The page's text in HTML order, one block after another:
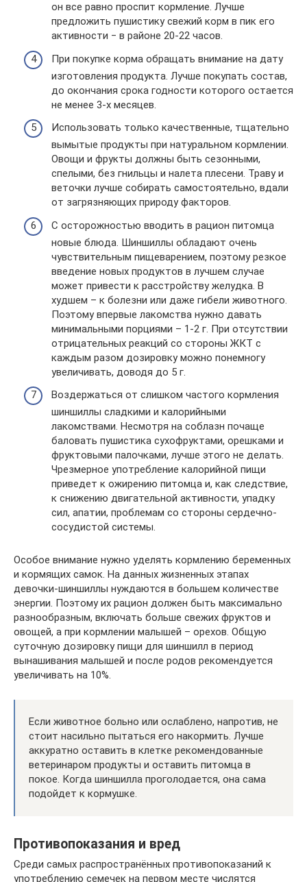
он все равно проспит кормление. Лучше
предложить пушистику свежий корм в пик его
активности ‒ в районе 20-22 часов.
При покупке корма обращать внимание на дату
изготовления продукта. Лучше покупать состав,
до окончания срока годности которого остается
не менее 3-х месяцев.
Использовать только качественные, тщательно
вымытые продукты при натуральном кормлении.
Овощи и фрукты должны быть сезонными,
спелыми, без гнильцы и налета плесени. Траву и
веточки лучше собирать самостоятельно, вдали
от загрязняющих природу факторов.
С осторожностью вводить в рацион питомца
новые блюда. Шиншиллы обладают очень
чувствительным пищеварением, поэтому резкое
введение новых продуктов в лучшем случае
может привести к расстройству желудка. В
худшем – к болезни или даже гибели животного.
Поэтому впервые лакомства нужно давать
минимальными порциями – 1-2 г. При отсутствии
отрицательных реакций со стороны ЖКТ с
каждым разом дозировку можно понемногу
увеличивать, доводя до 5 г.
Воздержаться от слишком частого кормления
шиншиллы сладкими и калорийными
лакомствами. Несмотря на соблазн почаще
баловать пушистика сухофруктами, орешками и
фруктовыми палочками, лучше этого не делать.
Чрезмерное употребление калорийной пищи
приведет к ожирению питомца и, как следствие,
к снижению двигательной активности, упадку
сил, апатии, проблемам со стороны сердечно-
сосудистой системы.
Особое внимание нужно уделять кормлению беременных
и кормящих самок. На данных жизненных этапах
девочки-шиншиллы нуждаются в большем количестве
энергии. Поэтому их рацион должен быть максимально
разнообразным, включать больше свежих фруктов и
овощей, а при кормлении малышей – орехов. Общую
суточную дозировку пищи для шиншилл в период
вынашивания малышей и после родов рекомендуется
увеличивать на 10%.
Если животное больно или ослаблено, напротив, не
стоит насильно пытаться его накормить. Лучше
аккуратно оставить в клетке рекомендованные
ветеринаром продукты и оставить питомца в
покое. Когда шиншилла проголодается, она сама
подойдет к кормушке.
Противопоказания и вред
Среди самых распространённых противопоказаний к
употреблению семечек на первом месте числятся